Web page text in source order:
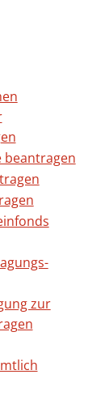
beantragen
zur